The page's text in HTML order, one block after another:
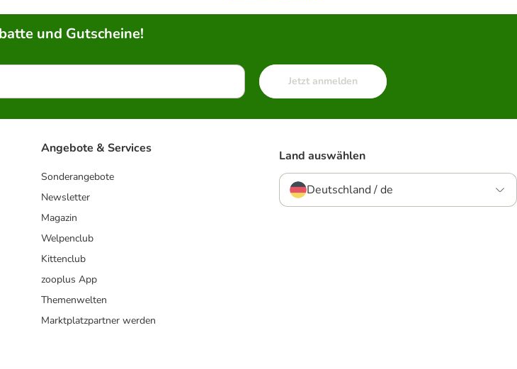
und Gutscheine!
Jetzt anmelden
Angebote & Services
Sonderangebote
Newsletter
Magazin
Welpenclub
Kittenclub
zooplus App
Themenwelten
Marktplatzpartner werden
Land auswählen
Deutschland / de